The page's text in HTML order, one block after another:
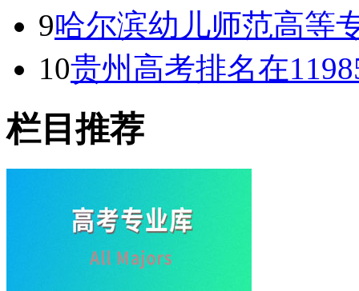
9哈尔滨幼儿师范高等
10贵州高考排名在
栏目推荐